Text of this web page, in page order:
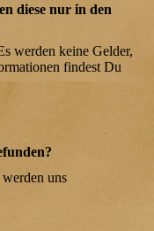
diese nur in den
werden keine Gelder,
findest Du
uns